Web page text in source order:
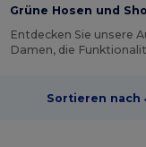
Grüne Hosen und
Entdecken Sie unsere
Damen, die
Sortieren nach